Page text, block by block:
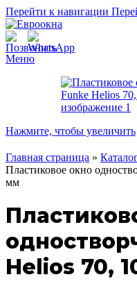
Перейти к навигации
Меню
Нажмите, чтобы увеличить
Главная страница »
Пластиковое окно
мм
Helios 70,